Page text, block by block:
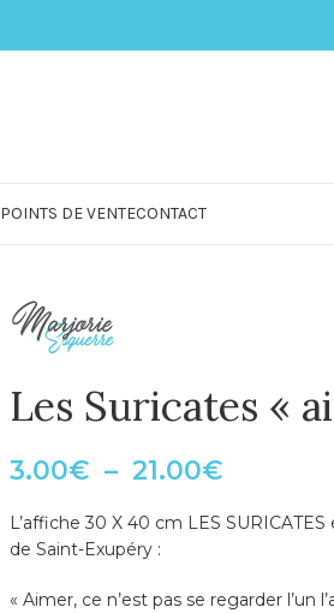
POINTS DE VENTECONTACT
Les Suricates «
3.00€ – 21.00€
L’affiche 30 X 40 cm LES
de Saint-Exupéry :
« Aimer, ce n’est pas se regarder l’un